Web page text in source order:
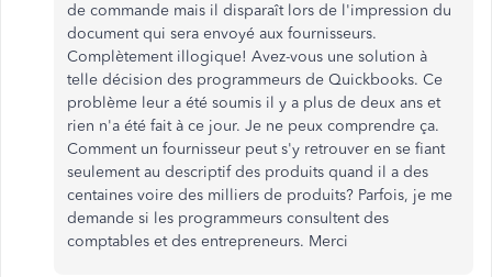
de commande mais il disparaît lors de l'impression du
document qui sera envoyé aux fournisseurs.
Complètement illogique! Avez-vous une solution à
telle décision des programmeurs de Quickbooks. Ce
problème leur a été soumis il y a plus de deux ans et
rien n'a été fait à ce jour. Je ne peux comprendre ça.
Comment un fournisseur peut s'y retrouver en se fiant
seulement au descriptif des produits quand il a des
centaines voire des milliers de produits? Parfois, je me
demande si les programmeurs consultent des
comptables et des entrepreneurs. Merci